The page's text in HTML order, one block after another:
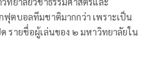
ฟุตบอลทีมชาติมากกว่า เพราะเป็น
รายชื่อผู้เล่นของ ๒ มหาวิทยาลัยใน